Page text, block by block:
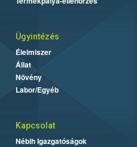
Ügyintézés
Élelmiszer
Állat
Növény
Labor/Egyéb
Kapcsolat
Nébih Igazgatóságok